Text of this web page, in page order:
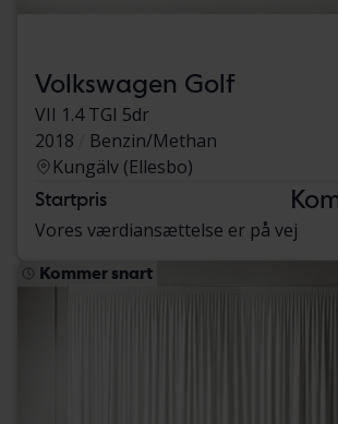
Volkswagen Golf
VII 1.4 TGI 5dr
2018
Benzin/Methan
Kungälv (Ellesbo)
Startpris
Vores værdiansættelse er på vej
Kommer snart